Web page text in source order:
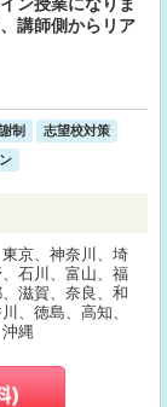
講師側からリア
制
志望校対策
京、神奈川、埼
石川、富山、福
滋賀、奈良、和
、徳島、高知、
縄